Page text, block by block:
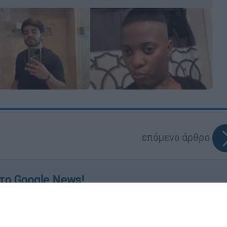
επόμενο άρθρο
Google News!